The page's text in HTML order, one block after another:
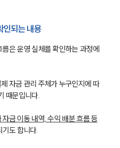
인되는 내용
은 운영 실체를 확인하는 과정에
자금 관리 주체가 누구인지에 따
때문입니다.
자금 이동 내역, 수익 배분 흐름 등
기도 합니다.